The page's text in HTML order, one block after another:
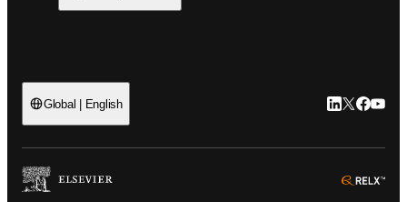
Global | English LinkedIn
Twitter